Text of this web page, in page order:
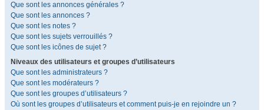
Que sont les annonces générales ?
Que sont les annonces ?
Que sont les notes ?
Que sont les sujets verrouillés ?
Que sont les icônes de sujet ?
Niveaux des utilisateurs et groupes d’utilisateurs
Que sont les administrateurs ?
Que sont les modérateurs ?
Que sont les groupes d’utilisateurs ?
Où sont les groupes d’utilisateurs et comment puis-je en rejoindre un ?